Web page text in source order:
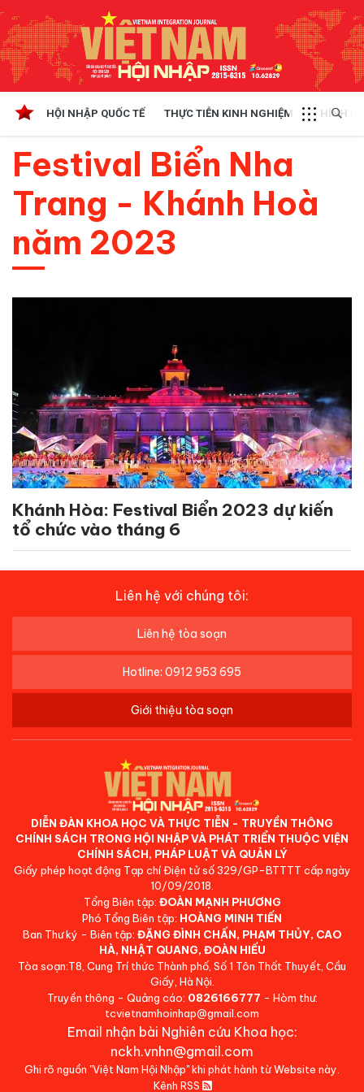
HỘI NHẬP QUỐC TẾ THỰC TIỄN KINH NGHIỆM CHÍNH
Festival Biển Nha
Trang - Khánh Hoà
năm 2023
Khánh Hòa: Festival Biển 2023 dự kiến
tổ chức vào tháng 6
Liên hệ với chúng tôi:
Liên hệ tòa soạn
Hotline: 0912 953 695
Giới thiệu tòa soạn
DIỄN ĐÀN KHOA HỌC VÀ THỰC TIỄN - TRUYỀN THÔNG
CHÍNH SÁCH TRONG HỘI NHẬP VÀ PHÁT TRIỂN THUỘC VIỆN
CHÍNH SÁCH, PHÁP LUẬT VÀ QUẢN LÝ
Giấy phép hoạt động Tạp chí Điện tử số 329/GP-BTTTT cấp ngày
10/09/2018.
Tổng Biên tập: ĐOÀN MẠNH PHƯƠNG
Phó Tổng Biên tập: HOÀNG MINH TIẾN
Ban Thư ký - Biên tập: ĐẶNG ĐÌNH CHẤN, PHẠM THỦY, CAO
HÀ, NHẬT QUANG, ĐOÀN HIẾU
Tòa soạn:T8, Cung Trí thức Thành phố, Số 1 Tôn Thất Thuyết, Cầu
Giấy, Hà Nội.
Truyền thông - Quảng cáo: 0826166777 - Hòm thư:
tcvietnamhoinhap@gmail.com
Email nhận bài Nghiên cứu Khoa học:
nckh.vnhn@gmail.com
Ghi rõ nguồn "Việt Nam Hội Nhập" khi phát hành từ Website này.
Kênh RSS